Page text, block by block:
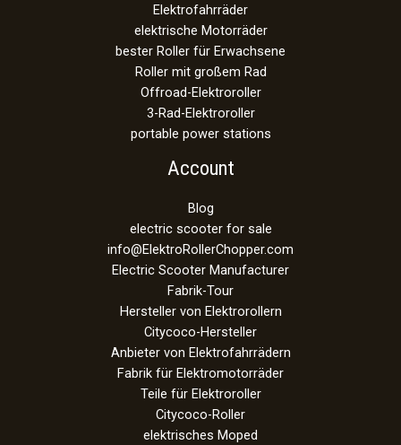
Elektrofahrräder
elektrische Motorräder
bester Roller für Erwachsene
Roller mit großem Rad
Offroad-Elektroroller
3-Rad-Elektroroller
portable power stations
Account
Blog
electric scooter for sale
info@ElektroRollerChopper.com
Electric Scooter Manufacturer
Fabrik-Tour
Hersteller von Elektrorollern
Citycoco-Hersteller
Anbieter von Elektrofahrrädern
Fabrik für Elektromotorräder
Teile für Elektroroller
Citycoco-Roller
elektrisches Moped